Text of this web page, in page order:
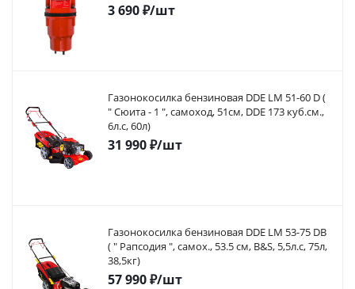
3 690₽/шт
Газонокосилка бензиновая DDE LM 51-60 D (
" Сюита - 1 ", самоход, 51cм, DDE 173 куб.см.,
6л.с, 60л)
31 990₽/шт
Газонокосилка бензиновая DDE LM 53-75 DB
( " Рапсодия ", самох., 53.5 cм, B&S, 5,5л.с, 75л,
38,5кг)
57 990₽/шт